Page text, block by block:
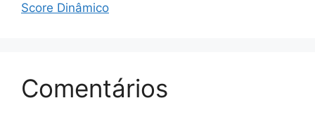
Score Dinâmico
Comentários